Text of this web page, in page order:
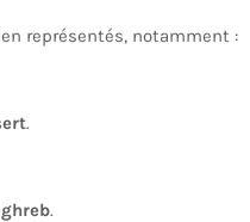
représentés, notamment :
.
.